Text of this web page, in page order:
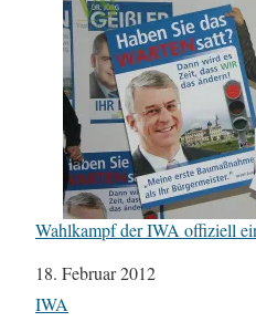
Wahlkampf der IWA offiziell
Datum
18. Februar 2012
In Bezug auf
IWA